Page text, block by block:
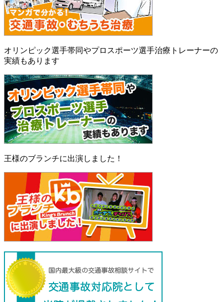
オリンピック選手帯同やプロスポーツ選手治療トレーナーの
実績もあります
王様のブランチに出演しました！